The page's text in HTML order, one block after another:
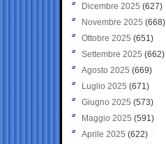
Dicembre 2025 (627)
Novembre 2025 (668)
Ottobre 2025 (651)
Settembre 2025 (662)
Agosto 2025 (669)
Luglio 2025 (671)
Giugno 2025 (573)
Maggio 2025 (591)
Aprile 2025 (622)